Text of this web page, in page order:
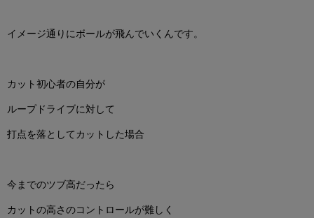
イメージ通りにボールが飛んでいくんです。
カット初心者の自分が
ループドライブに対して
打点を落としてカットした場合
今までのツブ高だったら
カットの高さのコントロールが難しく